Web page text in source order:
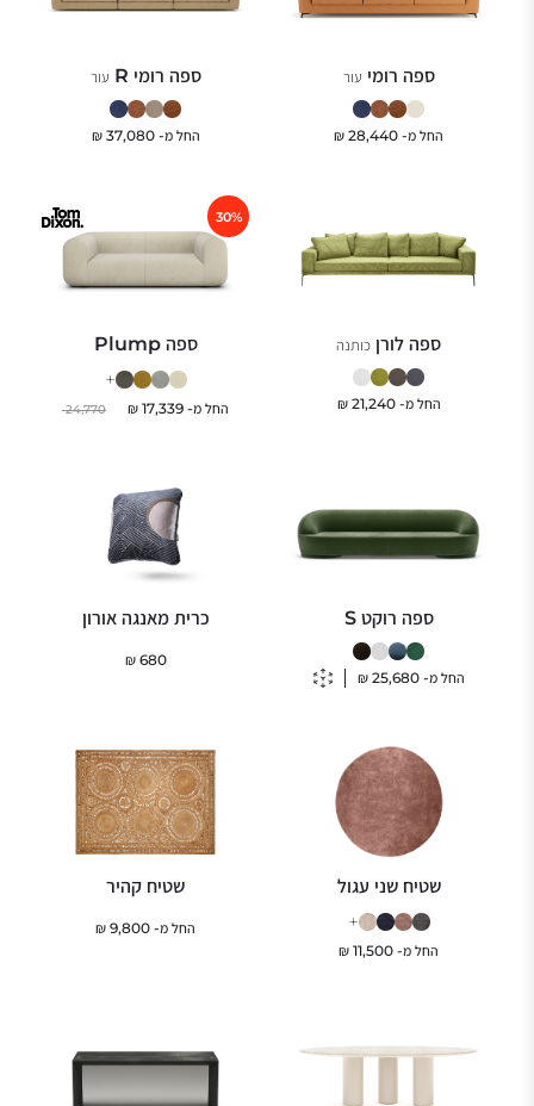
ספה רומי עור
החל מ- 28,440
₪
ספה רומי R עור
החל מ-37,080
₪
ספה לורן כותנה
החל מ-21,240
₪
ספה Plump
30%
החל מ- 17,339
₪
24,770
+
ספה רוקט S
החל מ-25,680
₪
כרית מאנגה אורון
680
₪
שטיח שני עגול
החל מ- 11,500
₪
+
שטיח קהיר
החל מ- 9,800
₪